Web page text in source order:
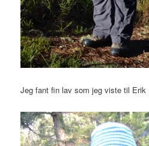
Jeg fant fin lav som jeg viste til Erik